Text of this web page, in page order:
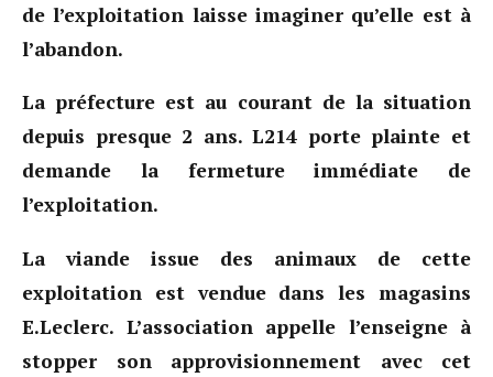
de l’exploitation laisse imaginer qu’elle est à
l’abandon.
La préfecture est au courant de la situation
depuis presque 2 ans. L214 porte plainte et
demande la fermeture immédiate de
l’exploitation.
La viande issue des animaux de cette
exploitation est vendue dans les magasins
E.Leclerc. L’association appelle l’enseigne à
stopper son approvisionnement avec cet